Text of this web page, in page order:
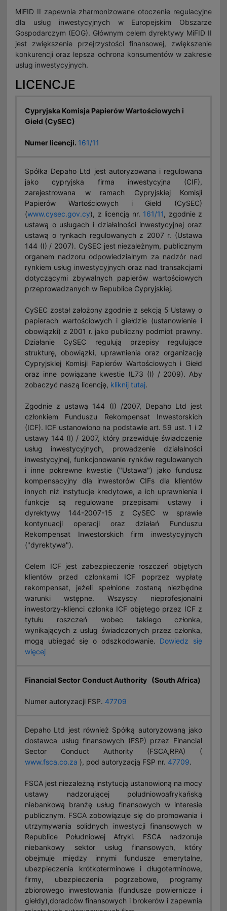
Agent powiązany
Wsparcie
Programy partnerskie
Oddziały
3D Secure
CFD na Syntetycznych Instrumentach Pochodnych
Kluczowe informacje dla inwestorów
Margin Close-Out
Zasady prowadzenia transakcji na własny rachunek
Historia rynku Forex
Słownik
FAQ
Wypłaty
MiFID II zapewnia zharmonizowane otoczenie regulacyjne
dla usług inwestycyjnych w Europejskim Obszarze
Gospodarczym (EOG). Głównym celem dyrektywy MiFID II
jest zwiększenie przejrzystości finansowej, zwiększenie
konkurencji oraz lepsza ochrona konsumentów w zakresie
usług inwestycyjnych.
LICENCJE
Cypryjska Komisja Papierów Wartościowych i
Giełd (CySEC)
Numer licencji. 161/11
Spółka Depaho Ltd jest autoryzowana i regulowana
jako cypryjska firma inwestycyjna (CIF),
zarejestrowana w ramach Cypryjskiej Komisji
Papierów Wartościowych i Giełd (CySEC)
(www.cysec.gov.cy), z licencją nr. 161/11, zgodnie z
ustawą o usługach i działalności inwestycyjnej oraz
ustawą o rynkach regulowanych z 2007 r. (Ustawa
144 (I) / 2007). CySEC jest niezależnym, publicznym
organem nadzoru odpowiedzialnym za nadzór nad
rynkiem usług inwestycyjnych oraz nad transakcjami
dotyczącymi zbywalnych papierów wartościowych
przeprowadzanych w Republice Cypryjskiej.
CySEC został założony zgodnie z sekcją 5 Ustawy o
papierach wartościowych i giełdzie (ustanowienie i
obowiązki) z 2001 r. jako publiczny podmiot prawny.
Działanie CySEC regulują przepisy regulujące
strukturę, obowiązki, uprawnienia oraz organizację
Cypryjskiej Komisji Papierów Wartościowych i Giełd
oraz inne powiązane kwestie (L73 (I) / 2009). Aby
zobaczyć naszą licencję, kliknij tutaj.
Zgodnie z ustawą 144 (I) /2007, Depaho Ltd jest
członkiem Funduszu Rekompensat Inwestorskich
(ICF). ICF ustanowiono na podstawie art. 59 ust. 1 i 2
ustawy 144 (Ι) / 2007, który przewiduje świadczenie
usług inwestycyjnych, prowadzenie działalności
inwestycyjnej, funkcjonowanie rynków regulowanych
i inne pokrewne kwestie ("Ustawa") jako fundusz
kompensacyjny dla inwestorów CIFs dla klientów
innych niż instytucje kredytowe, a ich uprawnienia i
funkcje są regulowane przepisami ustawy i
dyrektywy 144-2007-15 z CySEC w sprawie
kontynuacji operacji oraz działań Funduszu
Rekompensat Inwestorskich firm inwestycyjnych
("dyrektywa").
Celem ICF jest zabezpieczenie roszczeń objętych
klientów przed członkami ICF poprzez wypłatę
rekompensat, jeżeli spełnione zostaną niezbędne
warunki wstępne. Wszyscy nieprofesjonalni
inwestorzy-klienci członka ICF objętego przez ICF z
tytułu roszczeń wobec takiego członka,
wynikających z usług świadczonych przez członka,
mogą ubiegać się o odszkodowanie. Dowiedz się
więcej
Financial Sector Conduct Authority (South Africa)
Numer autoryzacji FSP. 47709
Depaho Ltd jest również Spółką autoryzowaną jako
dostawca usług finansowych (FSP) przez Financial
Sector Conduct Authority (FSCA,RPA) (
www.fsca.co.za ), pod autoryzacją FSP nr. 47709.
FSCA jest niezależną instytucją ustanowioną na mocy
ustawy nadzorującej południowoafrykańską
niebankową branżę usług finansowych w interesie
publicznym. FSCA zobowiązuje się do promowania i
utrzymywania solidnych inwestycji finansowych w
Republice Południowej Afryki. FSCA nadzoruje
niebankowy sektor usług finansowych, który
obejmuje między innymi fundusze emerytalne,
ubezpieczenia krótkoterminowe i długoterminowe,
firmy, ubezpieczenia pogrzebowe, programy
zbiorowego inwestowania (fundusze powiernicze i
giełdy),doradców finansowych i brokerów i zapewnia